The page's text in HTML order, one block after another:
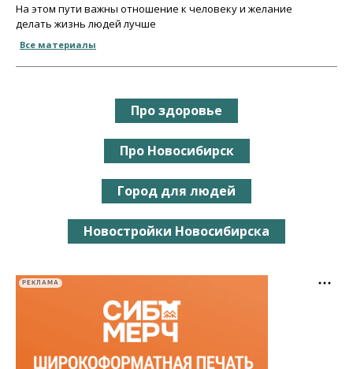
На этом пути важны отношение к человеку и желание
делать жизнь людей лучше
Все материалы
Про здоровье
Про Новосибирск
Город для людей
Новостройки Новосибирска
РЕКЛАМА